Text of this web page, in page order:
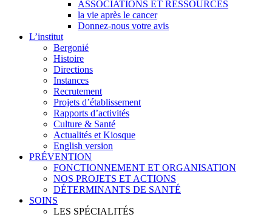
ASSOCIATIONS ET RESSOURCES
la vie après le cancer
Donnez-nous votre avis
L’institut
Bergonié
Histoire
Directions
Instances
Recrutement
Projets d’établissement
Rapports d’activités
Culture & Santé
Actualités et Kiosque
English version
PRÉVENTION
FONCTIONNEMENT ET ORGANISATION
NOS PROJETS ET ACTIONS
DÉTERMINANTS DE SANTÉ
SOINS
LES SPÉCIALITÉS